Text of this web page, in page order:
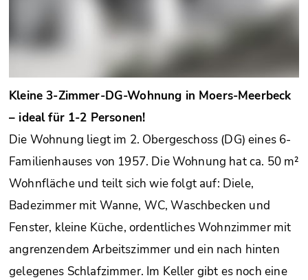
Kleine 3-Zimmer-DG-Wohnung in Moers-Meerbeck
– ideal für 1-2 Personen!
Die Wohnung liegt im 2. Obergeschoss (DG) eines 6-
Familienhauses von 1957. Die Wohnung hat ca. 50 m²
Wohnfläche und teilt sich wie folgt auf: Diele,
Badezimmer mit Wanne, WC, Waschbecken und
Fenster, kleine Küche, ordentliches Wohnzimmer mit
angrenzendem Arbeitszimmer und ein nach hinten
gelegenes Schlafzimmer. Im Keller gibt es noch eine